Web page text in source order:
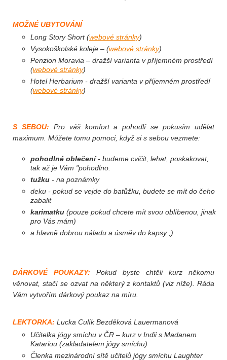
MOŽNÉ UBYTOVÁNÍ
Long Story Short(webové stránky)
Vysokoškolské koleje – (webové stránky)
Penzion Moravia – dražší varianta v příjemném prostředí
(webové stránky)
Hotel Herbarium - dražší varianta v příjemném prostředí
(webové stránky)
S SEBOU:
Pro váš komfort a pohodlí se pokusím udělat
maximum. Můžete tomu pomoci, když si s sebou vezmete:
pohodlné oblečení- budeme cvičit, lehat, poskakovat,
tak až je Vám "pohodlno.
tužku - na poznámky
deku - pokud se vejde do batůžku, budete se mít do čeho
zabalit
karimatku (pouze pokud chcete mít svou oblíbenou, jinak
pro Vás mám)
a hlavně dobrou náladu a úsměv do kapsy ;)
DÁRKOVÉ POUKAZY: Pokud byste chtěli kurz někomu
věnovat, stačí se ozvat na některý z kontaktů (viz níže). Ráda
Vám vytvořím dárkový poukaz na míru.
LEKTORKA: Lucka Culík Bezděková Lauermanová
Učitelka jógy smíchu v ČR – kurz v Indii s Madanem
Katariou (zakladatelem jógy smíchu)
Členka mezinárodní sítě učitelů jógy smíchu Laughter